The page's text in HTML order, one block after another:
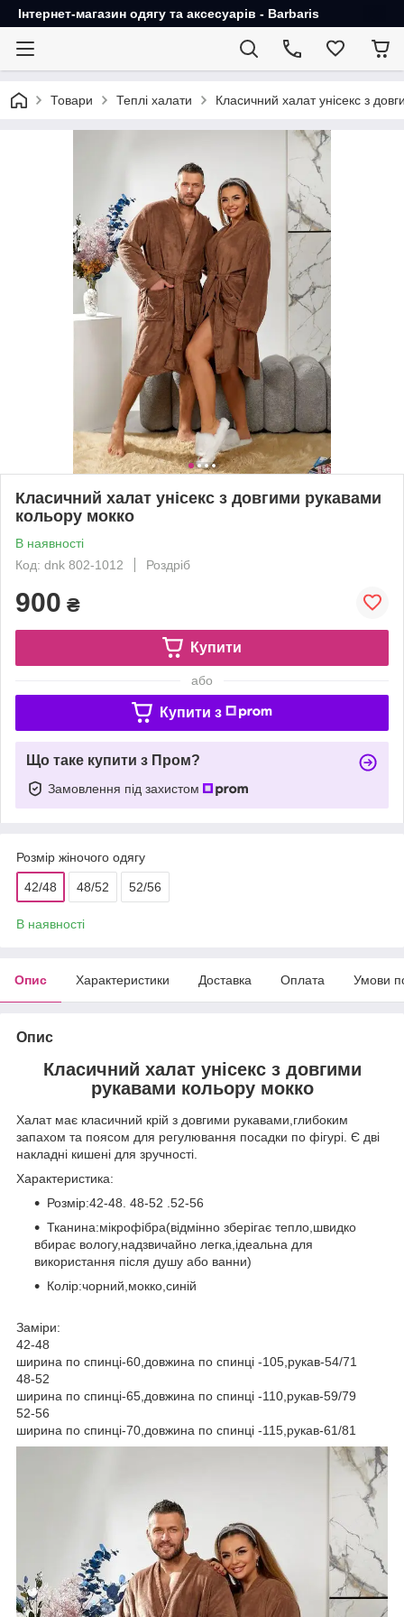
Інтернет-магазин одягу та аксесуарів - Barbaris
Товари Теплі халати Класичний халат унісекс з
Класичний халат унісекс з довгими рукавами
кольору мокко
В наявності
Код: dnk 802-1012
Роздріб
900 ₴
Купити
або
Купити з
Що таке купити з Пром?
Замовлення під захистом
Розмір жіночого одягу
42/48 48/52 52/56
В наявності
Опис Характеристики Доставка Оплата Умови
Опис
Класичний халат унісекс з довгими
рукавами кольору мокко
Халат має класичний крій з довгими рукавами,глибоким
запахом та поясом для регулювання посадки по фігурі. Є дві
накладні кишені для зручності.
Характеристика:
Розмір:42-48. 48-52 .52-56
Тканина:мікрофібра(відмінно зберігає тепло,швидко
вбирає вологу,надзвичайно легка,ідеальна для
використання після душу або ванни)
Колір:чорний,мокко,синій
Заміри:
42-48
ширина по спинці-60,довжина по спинці -105,рукав-54/71
48-52
ширина по спинці-65,довжина по спинці -110,рукав-59/79
52-56
ширина по спинці-70,довжина по спинці -115,рукав-61/81